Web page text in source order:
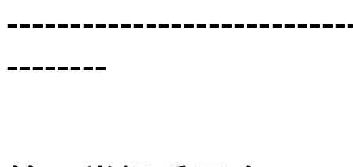
--------